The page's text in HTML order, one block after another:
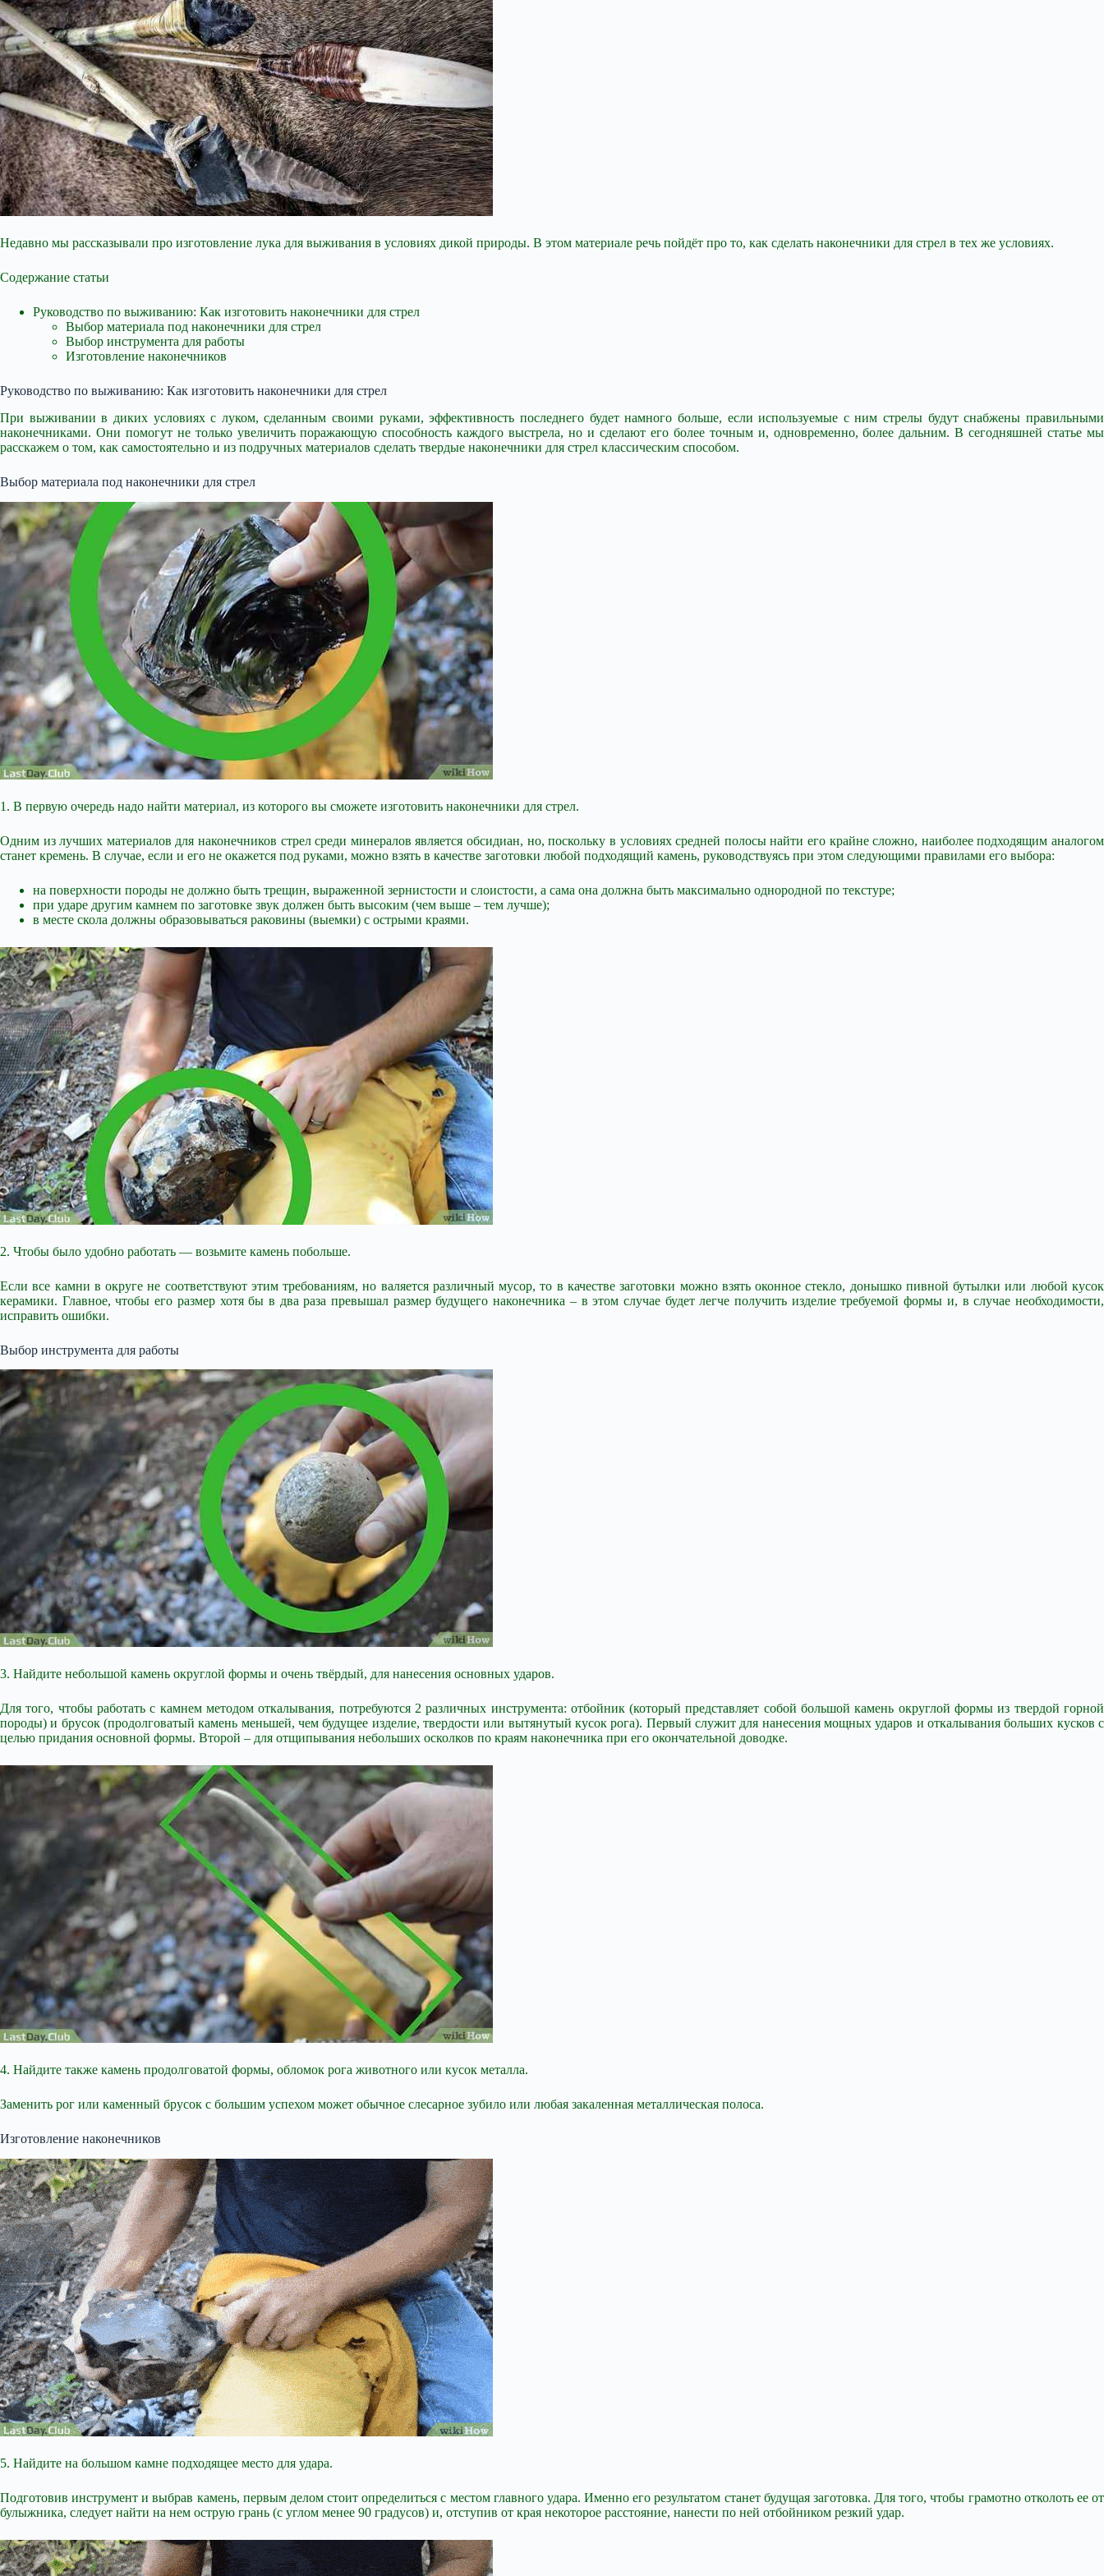
Недавно мы рассказывали про изготовление лука для выживания в условиях дикой природы. В этом материале речь пойдёт про то, как сделать наконечники для стрел в тех же условиях.
Содержание статьи
Руководство по выживанию: Как изготовить наконечники для стрел
Выбор материала под наконечники для стрел
Выбор инструмента для работы
Изготовление наконечников
Руководство по выживанию: Как изготовить наконечники для стрел
При выживании в диких условиях с луком, сделанным своими руками, эффективность последнего будет намного больше, если используемые с ним стрелы будут снабжены правильными
наконечниками. Они помогут не только увеличить поражающую способность каждого выстрела, но и сделают его более точным и, одновременно, более дальним. В сегодняшней статье мы
расскажем о том, как самостоятельно и из подручных материалов сделать твердые наконечники для стрел классическим способом.
Выбор материала под наконечники для стрел
1. В первую очередь надо найти материал, из которого вы сможете изготовить наконечники для стрел.
Одним из лучших материалов для наконечников стрел среди минералов является обсидиан, но, поскольку в условиях средней полосы найти его крайне сложно, наиболее подходящим аналогом
станет кремень. В случае, если и его не окажется под руками, можно взять в качестве заготовки любой подходящий камень, руководствуясь при этом следующими правилами его выбора:
на поверхности породы не должно быть трещин, выраженной зернистости и слоистости, а сама она должна быть максимально однородной по текстуре;
при ударе другим камнем по заготовке звук должен быть высоким (чем выше – тем лучше);
в месте скола должны образовываться раковины (выемки) с острыми краями.
2. Чтобы было удобно работать — возьмите камень побольше.
Если все камни в округе не соответствуют этим требованиям, но валяется различный мусор, то в качестве заготовки можно взять оконное стекло, донышко пивной бутылки или любой кусок
керамики. Главное, чтобы его размер хотя бы в два раза превышал размер будущего наконечника – в этом случае будет легче получить изделие требуемой формы и, в случае необходимости,
исправить ошибки.
Выбор инструмента для работы
3. Найдите небольшой камень округлой формы и очень твёрдый, для нанесения основных ударов.
Для того, чтобы работать с камнем методом откалывания, потребуются 2 различных инструмента: отбойник (который представляет собой большой камень округлой формы из твердой горной
породы) и брусок (продолговатый камень меньшей, чем будущее изделие, твердости или вытянутый кусок рога). Первый служит для нанесения мощных ударов и откалывания больших кусков с
целью придания основной формы. Второй – для отщипывания небольших осколков по краям наконечника при его окончательной доводке.
4. Найдите также камень продолговатой формы, обломок рога животного или кусок металла.
Заменить рог или каменный брусок с большим успехом может обычное слесарное зубило или любая закаленная металлическая полоса.
Изготовление наконечников
5. Найдите на большом камне подходящее место для удара.
Подготовив инструмент и выбрав камень, первым делом стоит определиться с местом главного удара. Именно его результатом станет будущая заготовка. Для того, чтобы грамотно отколоть ее от
булыжника, следует найти на нем острую грань (с углом менее 90 градусов) и, отступив от края некоторое расстояние, нанести по ней отбойником резкий удар.